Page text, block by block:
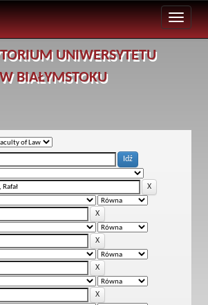
UNIWERSYTETU
W BIAŁYMSTOKU